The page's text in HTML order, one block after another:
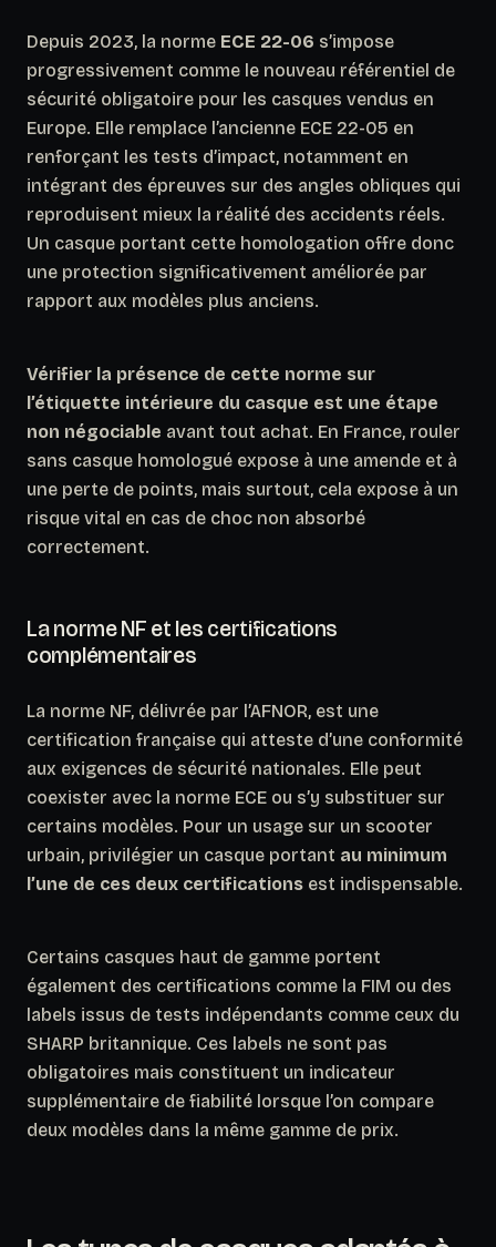
Depuis 2023, la norme ECE 22-06 s’impose
progressivement comme le nouveau référentiel de
sécurité obligatoire pour les casques vendus en
Europe. Elle remplace l’ancienne ECE 22-05 en
renforçant les tests d’impact, notamment en
intégrant des épreuves sur des angles obliques qui
reproduisent mieux la réalité des accidents réels.
Un casque portant cette homologation offre donc
une protection significativement améliorée par
rapport aux modèles plus anciens.
Vérifier la présence de cette norme sur
l’étiquette intérieure du casque est une étape
non négociable avant tout achat. En France, rouler
sans casque homologué expose à une amende et à
une perte de points, mais surtout, cela expose à un
risque vital en cas de choc non absorbé
correctement.
La norme NF et les certifications
complémentaires
La norme NF, délivrée par l’AFNOR, est une
certification française qui atteste d’une conformité
aux exigences de sécurité nationales. Elle peut
coexister avec la norme ECE ou s’y substituer sur
certains modèles. Pour un usage sur un scooter
urbain, privilégier un casque portant au minimum
l’une de ces deux certifications est indispensable.
Certains casques haut de gamme portent
également des certifications comme la FIM ou des
labels issus de tests indépendants comme ceux du
SHARP britannique. Ces labels ne sont pas
obligatoires mais constituent un indicateur
supplémentaire de fiabilité lorsque l’on compare
deux modèles dans la même gamme de prix.